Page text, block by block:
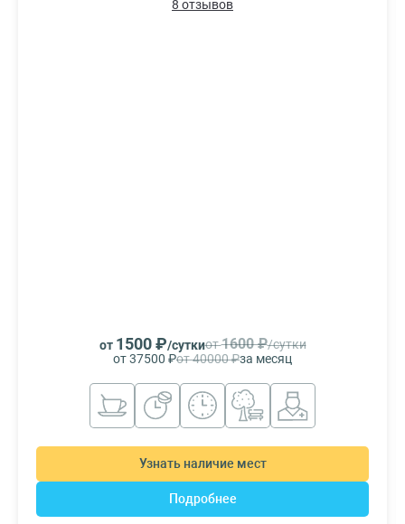
8 отзывов
от 1500 ₽/суткиот1600 ₽/сутки
от 37500 ₽от 40000 ₽за месяц
Узнать наличие мест
Подробнее